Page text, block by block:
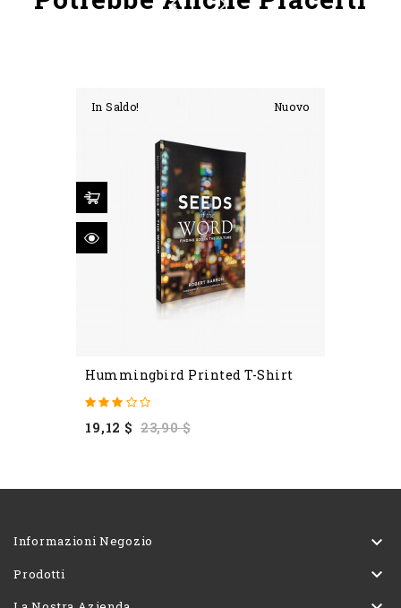
In Saldo! Nuovo
Hummingbird Printed T-Shirt
19,12 $ Prezzo
23,90 $Prezzo
Informazioni Negozio 
Prodotti 